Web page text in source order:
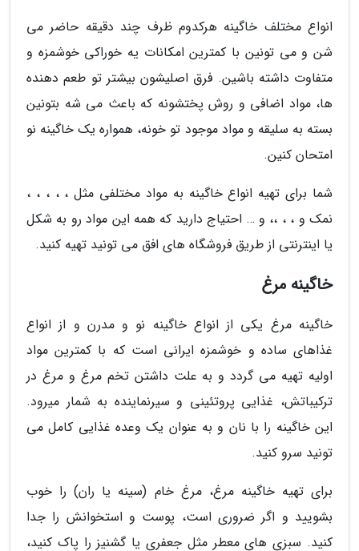
انواع مختلف خاگینه هرکدوم ظرف چند دقیقه حاضر می
شن و می تونین با کمترین امکانات یه خوراکی خوشمزه و
متفاوت داشته باشین. فرق اصلیشون بیشتر تو طعم دهنده
ها، مواد اضافی و روش پختشونه که باعث می شه بتونین
بسته به سلیقه و مواد موجود تو خونه، همواره یک خاگینه نو
امتحان کنین.
شما برای تهیه انواع خاگینه به مواد مختلفی مثل ، ، ، ، ،
نمک و ، ، ،، و … احتیاج دارید که همه این مواد رو به شکل
یا اینترنتی از طریق فروشگاه های افق می تونید تهیه کنید.
خاگینه مرغ
خاگینه مرغ یکی از انواع خاگینه نو و مدرن و از انواع
غذاهای ساده و خوشمزه ایرانی است که با کمترین مواد
اولیه تهیه می گردد و به علت داشتن تخم مرغ و مرغ در
ترکیباتش، غذایی پروتئینی و سیرنماینده به شمار میرود.
این خاگینه را با نان و به عنوان یک وعده غذایی کامل می
تونید سرو کنید.
برای تهیه خاگینه مرغ، مرغ خام (سینه یا ران) را خوب
بشویید و اگر ضروری است، پوست و استخوانش را جدا
کنید. سبزی های معطر مثل جعفری یا گشنیز را پاک کنید،